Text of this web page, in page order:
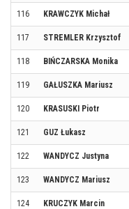
116 KRAWCZYK Michał
117 STREMLER Krzysztof
118 BIŃCZARSKA Monika
119 GAŁUSZKA Mariusz
120 KRASUSKI Piotr
121 GUZ Łukasz
122 WANDYCZ Justyna
123 WANDYCZ Mariusz
124 KRUCZYK Marcin